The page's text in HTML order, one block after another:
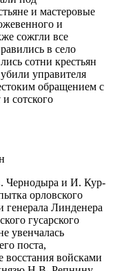
и мастеровые
и
сожгли все
в село
сотни крестьян
управителя
обращением с
сотского
Чернодыра и И. Кур­
орловского
Линденера
гусарского
увенчалась
по­ста,
восстания войсками